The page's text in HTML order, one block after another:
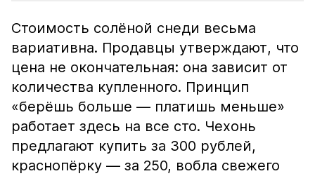
Стоимость солёной снеди весьма
вариативна. Продавцы утверждают, что
цена не окончательная: она зависит от
количества купленного. Принцип
«берёшь больше — платишь меньше»
работает здесь на все сто. Чехонь
предлагают купить за 300 рублей,
краснопёрку — за 250, вобла свежего